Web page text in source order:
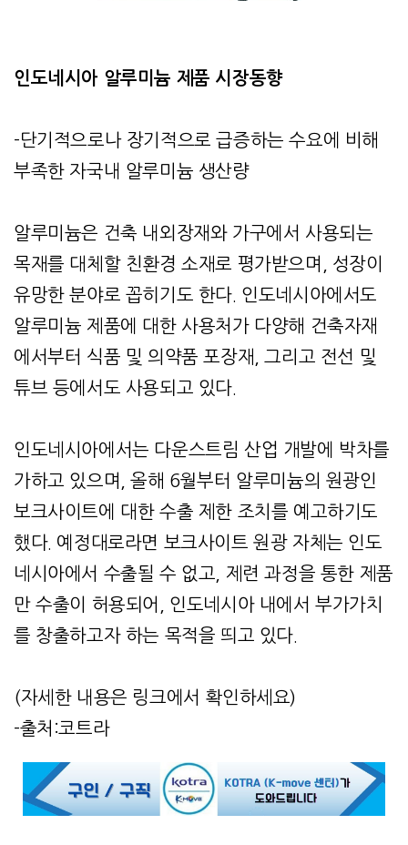
인도네시아 알루미늄 제품 시장동향
-단기적으로나 장기적으로 급증하는 수요에 비해
부족한 자국내 알루미늄 생산량
알루미늄은 건축 내외장재와 가구에서 사용되는
목재를 대체할 친환경 소재로 평가받으며, 성장이
유망한 분야로 꼽히기도 한다. 인도네시아에서도
알루미늄 제품에 대한 사용처가 다양해 건축자재
에서부터 식품 및 의약품 포장재, 그리고 전선 및
튜브 등에서도 사용되고 있다.
인도네시아에서는 다운스트림 산업 개발에 박차를
가하고 있으며, 올해 6월부터 알루미늄의 원광인
보크사이트에 대한 수출 제한 조치를 예고하기도
했다. 예정대로라면 보크사이트 원광 자체는 인도
네시아에서 수출될 수 없고, 제련 과정을 통한 제품
만 수출이 허용되어, 인도네시아 내에서 부가가치
를 창출하고자 하는 목적을 띄고 있다.
(자세한 내용은 링크에서 확인하세요)
-출처:코트라